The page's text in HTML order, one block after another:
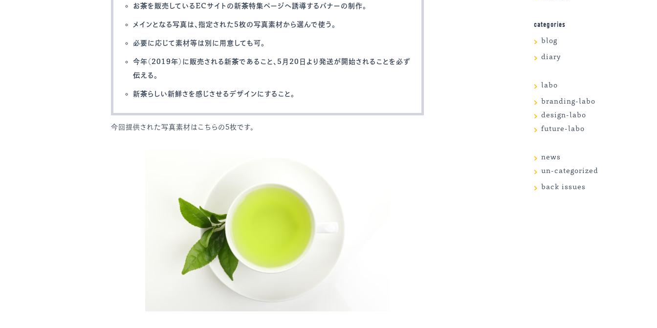
お茶を販売しているECサイトの新茶特集ページへ誘導するバナーの制作。
メインとなる写真は、指定された5枚の写真素材から選んで使う。
必要に応じて素材等は別に用意しても可。
今年（2019年）に販売される新茶であること、5月20日より発送が開始されることを必ず
伝える。
新茶らしい新鮮さを感じさせるデザインにすること。
今回提供された写真素材はこちらの5枚です。
categories
blog
diary
labo
branding-labo
design-labo
future-labo
news
un-categorized
back issues